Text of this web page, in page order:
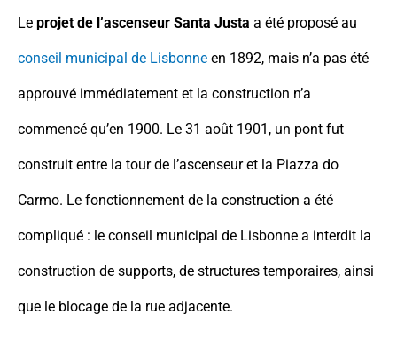
Le projet de l’ascenseur Santa Justa a été proposé au
conseil municipal de Lisbonne en 1892, mais n’a pas été
approuvé immédiatement et la construction n’a
commencé qu’en 1900. Le 31 août 1901, un pont fut
construit entre la tour de l’ascenseur et la Piazza do
Carmo. Le fonctionnement de la construction a été
compliqué : le conseil municipal de Lisbonne a interdit la
construction de supports, de structures temporaires, ainsi
que le blocage de la rue adjacente.